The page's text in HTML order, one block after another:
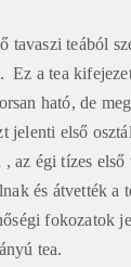
tavaszi teából
Ez a tea
ható, de
jelenti első
az égi tízes első
és átvették a
fokozatok
tea.